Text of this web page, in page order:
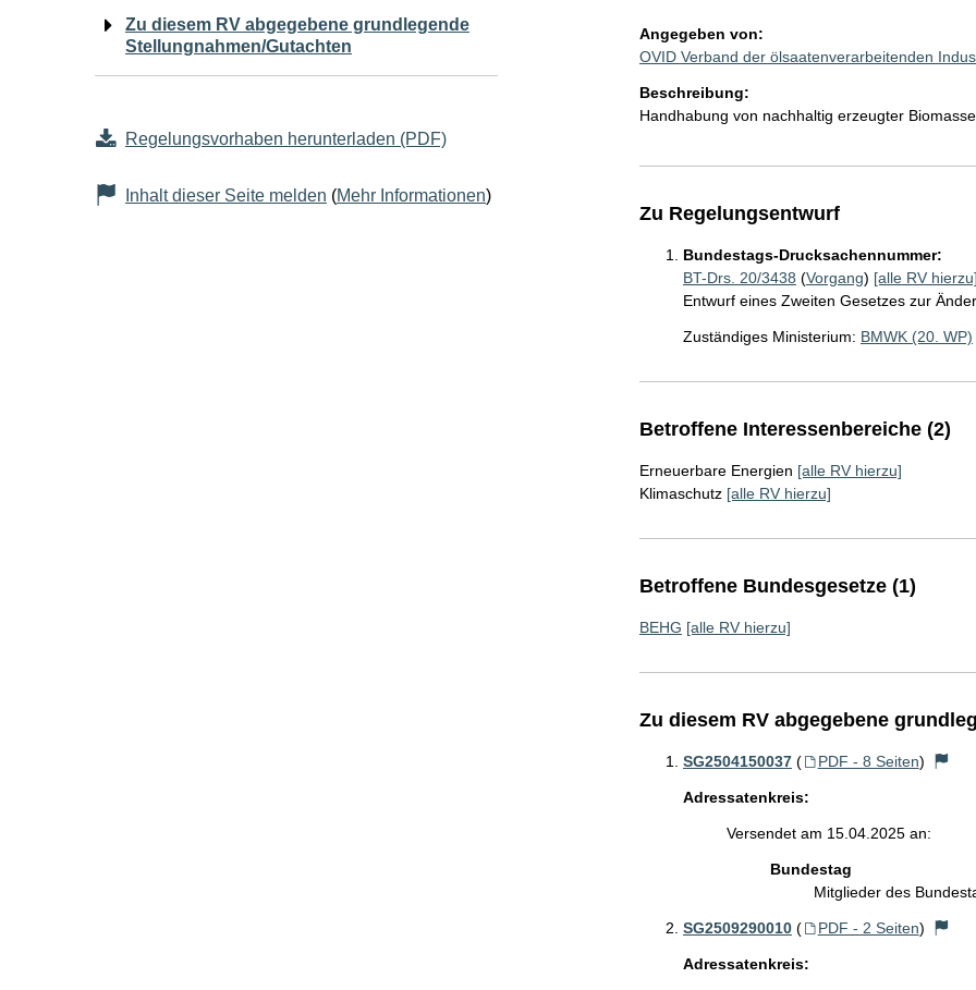
Zu diesem RV abgegebene grundlegende
Stellungnahmen/Gutachten
Regelungsvorhaben herunterladen (PDF)
Inhalt dieser Seite melden (Mehr Informationen)
Angegeben von:
OVID Verband der ölsaatenverarbeitenden
Beschreibung:
Handhabung von nachhaltig erzeugter
Zu Regelungsentwurf
Bundestags-Drucksachennummer:
BT-Drs. 20/3438 (Vorgang) [alle RV
Entwurf eines Zweiten Gesetzes zur
Zuständiges Ministerium: BMWK (20. WP)
Betroffene Interessenbereiche (2)
Erneuerbare Energien [alle RV hierzu]
Klimaschutz [alle RV hierzu]
Betroffene Bundesgesetze (1)
BEHG [alle RV hierzu]
Zu diesem RV abgegebene
SG2504150037 ( PDF - 8 Seiten)
Adressatenkreis:
Versendet am 15.04.2025 an:
Bundestag
Mitglieder des
SG2509290010 ( PDF - 2 Seiten)
Adressatenkreis: